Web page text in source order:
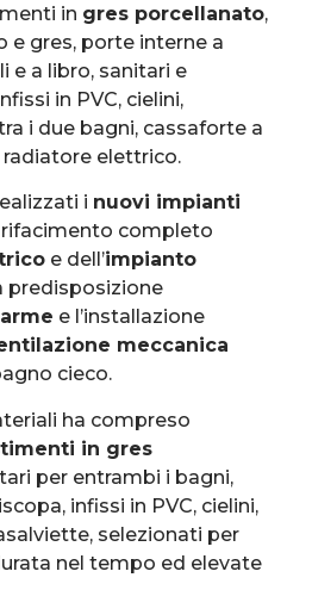
in gres porcellanato,
e gres, porte interne a
e a libro, sanitari e
in PVC, cielini,
i due bagni, cassaforte a
radiatore elettrico.
i nuovi impianti
rifacimento completo
e dell’impianto
predisposizione
e l’installazione
meccanica
cieco.
ha compreso
in gres
per entrambi i bagni,
infissi in PVC, cielini,
selezionati per
nel tempo ed elevate